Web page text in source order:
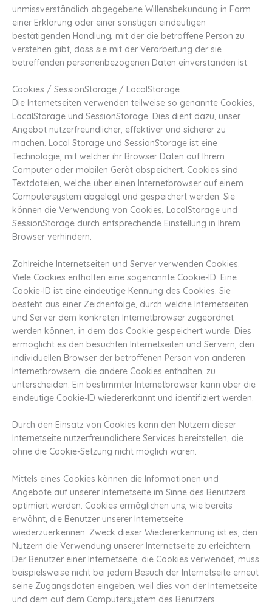
unmissverständlich abgegebene Willensbekundung in Form
einer Erklärung oder einer sonstigen eindeutigen
bestätigenden Handlung, mit der die betroffene Person zu
verstehen gibt, dass sie mit der Verarbeitung der sie
betreffenden personenbezogenen Daten einverstanden ist.
Cookies / SessionStorage / LocalStorage
Die Internetseiten verwenden teilweise so genannte Cookies,
LocalStorage und SessionStorage. Dies dient dazu, unser
Angebot nutzerfreundlicher, effektiver und sicherer zu
machen. Local Storage und SessionStorage ist eine
Technologie, mit welcher ihr Browser Daten auf Ihrem
Computer oder mobilen Gerät abspeichert. Cookies sind
Textdateien, welche über einen Internetbrowser auf einem
Computersystem abgelegt und gespeichert werden. Sie
können die Verwendung von Cookies, LocalStorage und
SessionStorage durch entsprechende Einstellung in Ihrem
Browser verhindern.
Zahlreiche Internetseiten und Server verwenden Cookies.
Viele Cookies enthalten eine sogenannte Cookie-ID. Eine
Cookie-ID ist eine eindeutige Kennung des Cookies. Sie
besteht aus einer Zeichenfolge, durch welche Internetseiten
und Server dem konkreten Internetbrowser zugeordnet
werden können, in dem das Cookie gespeichert wurde. Dies
ermöglicht es den besuchten Internetseiten und Servern, den
individuellen Browser der betroffenen Person von anderen
Internetbrowsern, die andere Cookies enthalten, zu
unterscheiden. Ein bestimmter Internetbrowser kann über die
eindeutige Cookie-ID wiedererkannt und identifiziert werden.
Durch den Einsatz von Cookies kann den Nutzern dieser
Internetseite nutzerfreundlichere Services bereitstellen, die
ohne die Cookie-Setzung nicht möglich wären.
Mittels eines Cookies können die Informationen und
Angebote auf unserer Internetseite im Sinne des Benutzers
optimiert werden. Cookies ermöglichen uns, wie bereits
erwähnt, die Benutzer unserer Internetseite
wiederzuerkennen. Zweck dieser Wiedererkennung ist es, den
Nutzern die Verwendung unserer Internetseite zu erleichtern.
Der Benutzer einer Internetseite, die Cookies verwendet, muss
beispielsweise nicht bei jedem Besuch der Internetseite erneut
seine Zugangsdaten eingeben, weil dies von der Internetseite
und dem auf dem Computersystem des Benutzers